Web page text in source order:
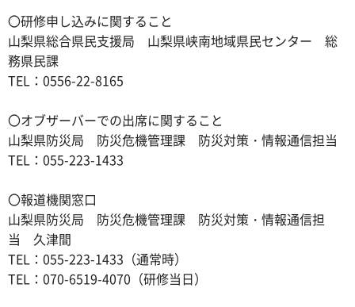
〇研修申し込みに関すること
山梨県総合県民支援局 山梨県峡南地域県民センター 総
務県民課
TEL：0556-22-8165
〇オブザーバーでの出席に関すること
山梨県防災局 防災危機管理課 防災対策・情報通信担当
TEL：055-223-1433
〇報道機関窓口
山梨県防災局 防災危機管理課 防災対策・情報通信担
当 久津間
TEL：055-223-1433（通常時）
TEL：070-6519-4070（研修当日）